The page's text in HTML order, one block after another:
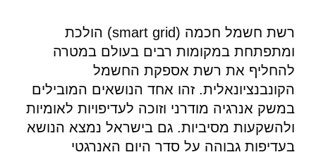
smart-grid-in-an-age-of-distributed-production-and-
renewable-energies
רשת חשמל חכמה (smart grid) הולכת
ומתפתחת במקומות רבים בעולם במטרה
להחליף את רשת אספקת החשמל
הקונבנציונאלית. זהו אחד הנושאים המובילים
במשק אנרגיה מודרני וזוכה לעדיפויות לאומיות
ולהשקעות מסיביות. גם בישראל נמצא הנושא
בעדיפות גבוהה על סדר היום האנרגטי